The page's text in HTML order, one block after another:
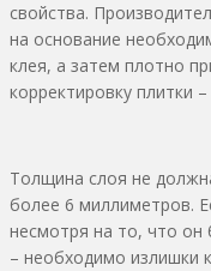
свойства.
на основание
клея, а затем плотно
корректировку плитки
Толщина слоя не
более 6 миллиметров.
несмотря на то, что он
– необходимо излишки